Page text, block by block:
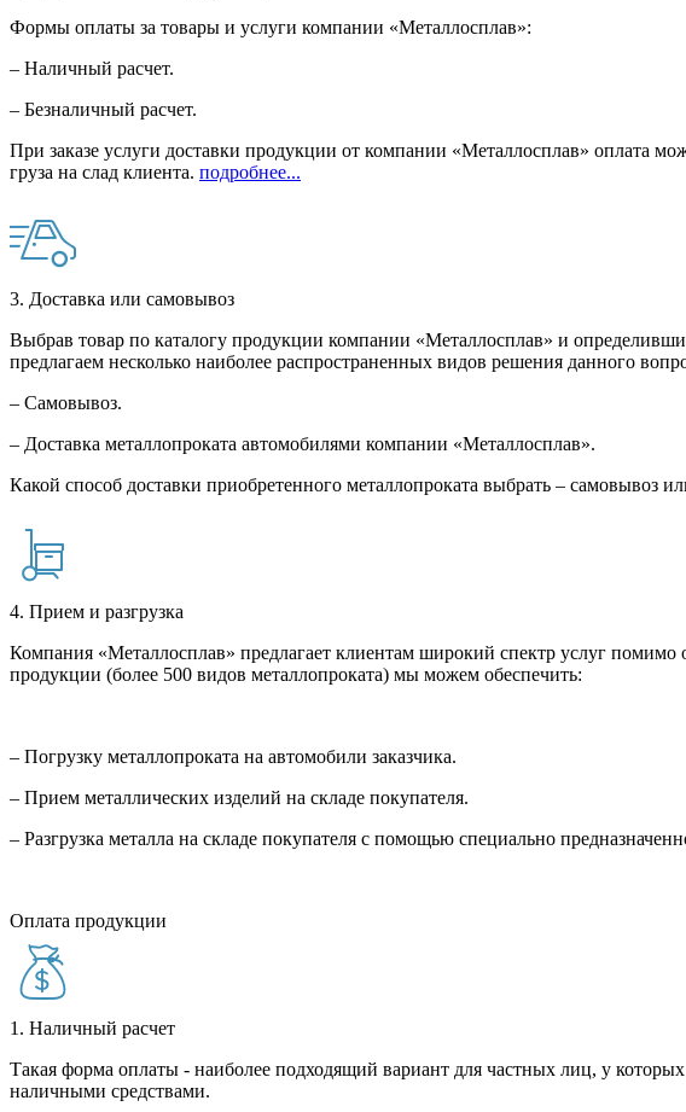
Формы оплаты за товары и услуги компании «Металлосплав»:
– Наличный расчет.
– Безналичный расчет.
При заказе услуги доставки продукции от компании «Металлосплав» оплата
груза на слад клиента. подробнее...
3. Доставка или самовывоз
Выбрав товар по каталогу продукции компании «Металлосплав» и
предлагаем несколько наиболее распространенных видов решения данного
– Самовывоз.
– Доставка металлопроката автомобилями компании «Металлосплав».
Какой способ доставки приобретенного металлопроката выбрать – самовывоз
4. Прием и разгрузка
Компания «Металлосплав» предлагает клиентам широкий спектр услуг помимо
продукции (более 500 видов металлопроката) мы можем обеспечить:
– Погрузку металлопроката на автомобили заказчика.
– Прием металлических изделий на складе покупателя.
– Разгрузка металла на складе покупателя с помощью специально
Оплата продукции
1. Наличный расчет
Такая форма оплаты - наиболее подходящий вариант для частных лиц, у
наличными средствами.